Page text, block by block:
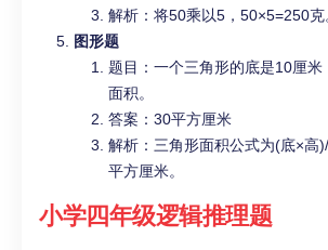
解析：将50乘以5，50×5=250克
图形题
题目：一个三角形的底是10厘米
面积。
答案：30平方厘米
解析：三角形面积公式为(底×高
平方厘米。
小学四年级逻辑推理题